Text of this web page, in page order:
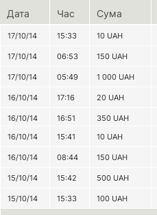
Дата Час Сума
17/10/14 15:33 10 UAH
17/10/14 06:53 150 UAH
17/10/14 05:49 1 000 UAH
16/10/14 17:16 20 UAH
16/10/14 16:51 350 UAH
16/10/14
15:41 10 UAH
16/10/14 08:44 150 UAH
15/10/14 15:42 500 UAH
15/10/14 15:33 100 UAH